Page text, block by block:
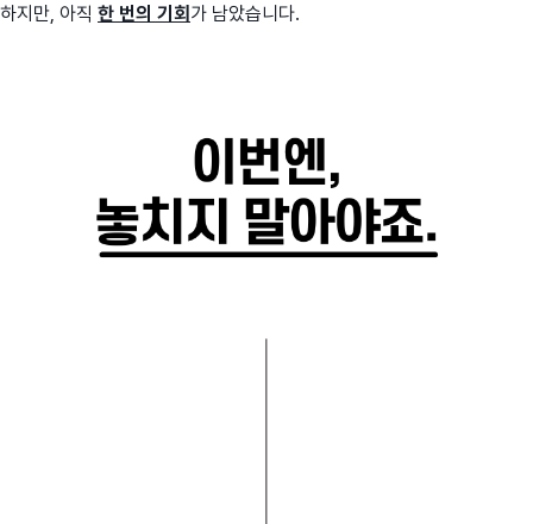
하지만, 아직 한 번의 기회 가 남았습니다.